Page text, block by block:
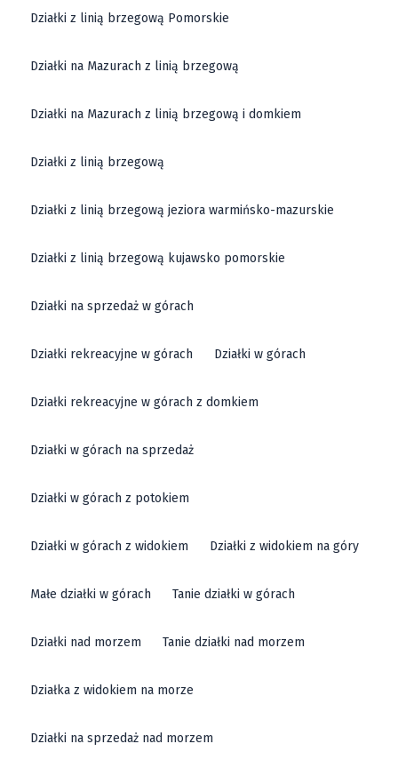
Działki z linią brzegową Pomorskie
Działki na Mazurach z linią brzegową
Działki na Mazurach z linią brzegową i domkiem
Działki z linią brzegową
Działki z linią brzegową jeziora warmińsko-mazurskie
Działki z linią brzegową kujawsko pomorskie
Działki na sprzedaż w górach
Działki rekreacyjne w górach Działki w górach
Działki rekreacyjne w górach z domkiem
Działki w górach na sprzedaż
Działki w górach z potokiem
Działki w górach z widokiem Działki z widokiem na góry
Małe działki w górach Tanie działki w górach
Działki nad morzem Tanie działki nad morzem
Działka z widokiem na morze
Działki na sprzedaż nad morzem